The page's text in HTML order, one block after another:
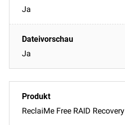
Ja
Ja
ReclaiMe Free RAID Recovery